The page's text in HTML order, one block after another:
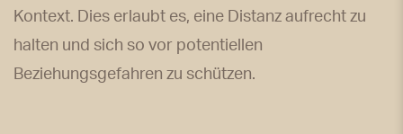
Kontext. Dies erlaubt es, eine Distanz aufrecht zu
halten und sich so vor potentiellen
Beziehungsgefahren zu schützen.